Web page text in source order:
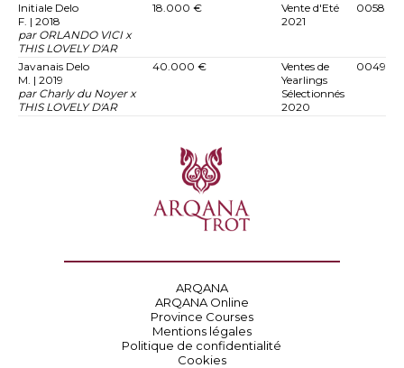
Initiale Delo
F. | 2018
par ORLANDO VICI x
THIS LOVELY D'AR
18.000 €
Vente d'Eté
2021
0058
Javanais Delo
M. | 2019
par Charly du Noyer x
THIS LOVELY D'AR
40.000 €
Ventes de
Yearlings
Sélectionnés
2020
0049
ARQANA
ARQANA Online
Province Courses
Mentions légales
Politique de confidentialité
Cookies